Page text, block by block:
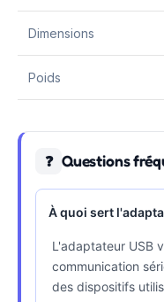
Dimensions
Poids
❓ Questions
À quoi sert
L'adaptateur USB
communication
des dispositifs